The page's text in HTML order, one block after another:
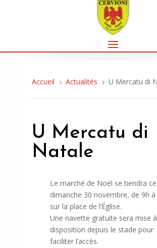
Accueil 5 Actualités 5 U Mercatu di
U Mercatu di
Natale
Le marché de Noël se tiendra ce
dimanche 30 novembre, de 9h à
sur la place de l’Église.
Une navette gratuite sera mise à
disposition depuis le stade pour
faciliter l’accès.